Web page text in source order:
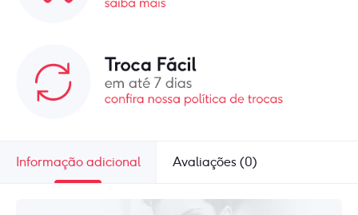
Informação adicional Avaliações (0)